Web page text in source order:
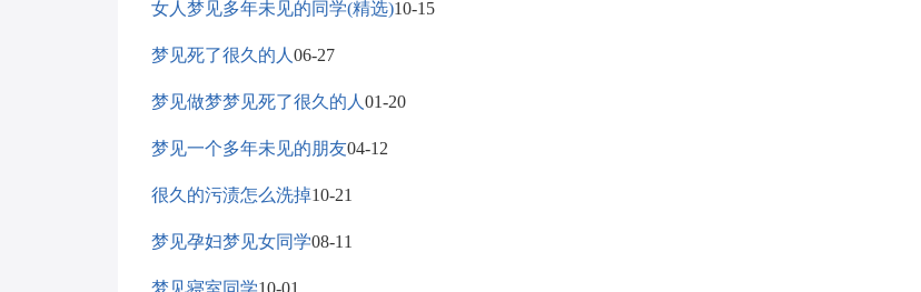
女人梦见多年未见的同学(精选)10-15
梦见死了很久的人 06-27
梦见做梦梦见死了很久的人 01-20
梦见一个多年未见的朋友04-12
很久的污渍怎么洗掉10-21
梦见孕妇梦见女同学08-11
梦见寝室同学10-01